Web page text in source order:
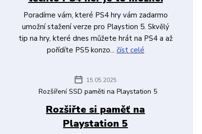
Poradíme vám, které PS4 hry vám zadarmo
umožní stažení verze pro Playstion 5. Skvělý
tip na hry, které dnes můžete hrát na PS4 a až
pořídíte PS5 konzo... číst celé
15.05.2025
Rozšíření SSD paměti na Playstation 5
Rozšiřte si paměť na
Playstation 5